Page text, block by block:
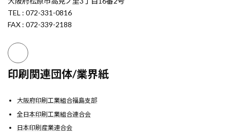
TEL : 072-331-0816
FAX : 072-339-2188
印刷関連団体/業界紙
大阪府印刷工業組合福島支部
全日本印刷工業組合連合会
日本印刷産業連合会